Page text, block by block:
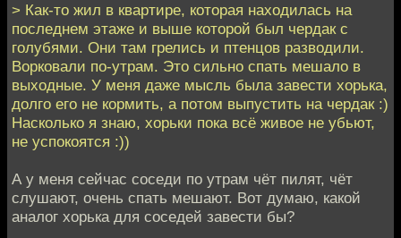
> Как-то жил в квартире, которая находилась на
последнем этаже и выше которой был чердак с
голубями. Они там грелись и птенцов разводили.
Ворковали по-утрам. Это сильно спать мешало в
выходные. У меня даже мысль была завести хорька,
долго его не кормить, а потом выпустить на чердак :)
Насколько я знаю, хорьки пока всё живое не убьют,
не успокоятся :))
А у меня сейчас соседи по утрам чёт пилят, чёт
слушают, очень спать мешают. Вот думаю, какой
аналог хорька для соседей завести бы?